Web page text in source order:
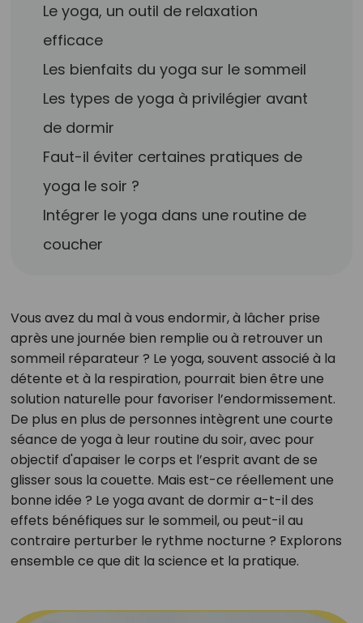
Le yoga, un outil de relaxation
efficace
Les bienfaits du yoga sur le sommeil
Les types de yoga à privilégier avant
de dormir
Faut-il éviter certaines pratiques de
yoga le soir ?
Intégrer le yoga dans une routine de
coucher
Vous avez du mal à vous endormir, à lâcher prise
après une journée bien remplie ou à retrouver un
sommeil réparateur ? Le yoga, souvent associé à la
détente et à la respiration, pourrait bien être une
solution naturelle pour favoriser l’endormissement.
De plus en plus de personnes intègrent une courte
séance de yoga à leur routine du soir, avec pour
objectif d'apaiser le corps et l’esprit avant de se
glisser sous la couette. Mais est-ce réellement une
bonne idée ? Le yoga avant de dormir a-t-il des
effets bénéfiques sur le sommeil, ou peut-il au
contraire perturber le rythme nocturne ? Explorons
ensemble ce que dit la science et la pratique.